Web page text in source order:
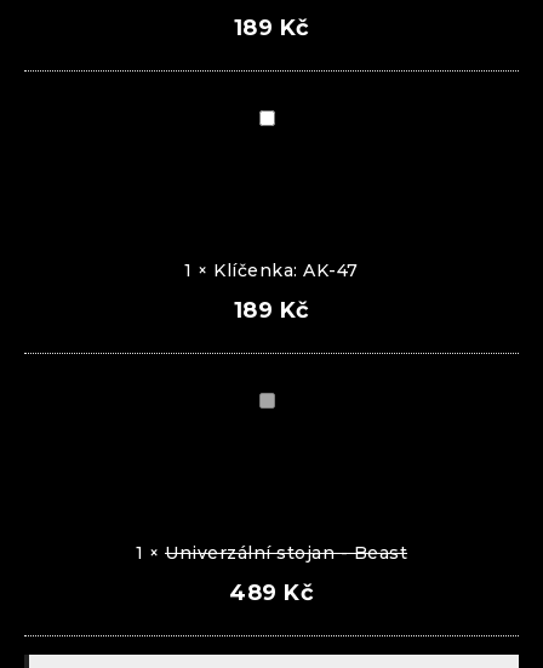
189 Kč
1 × Klíčenka: AK-47
189 Kč
1 × Univerzální stojan - Beast
489 Kč